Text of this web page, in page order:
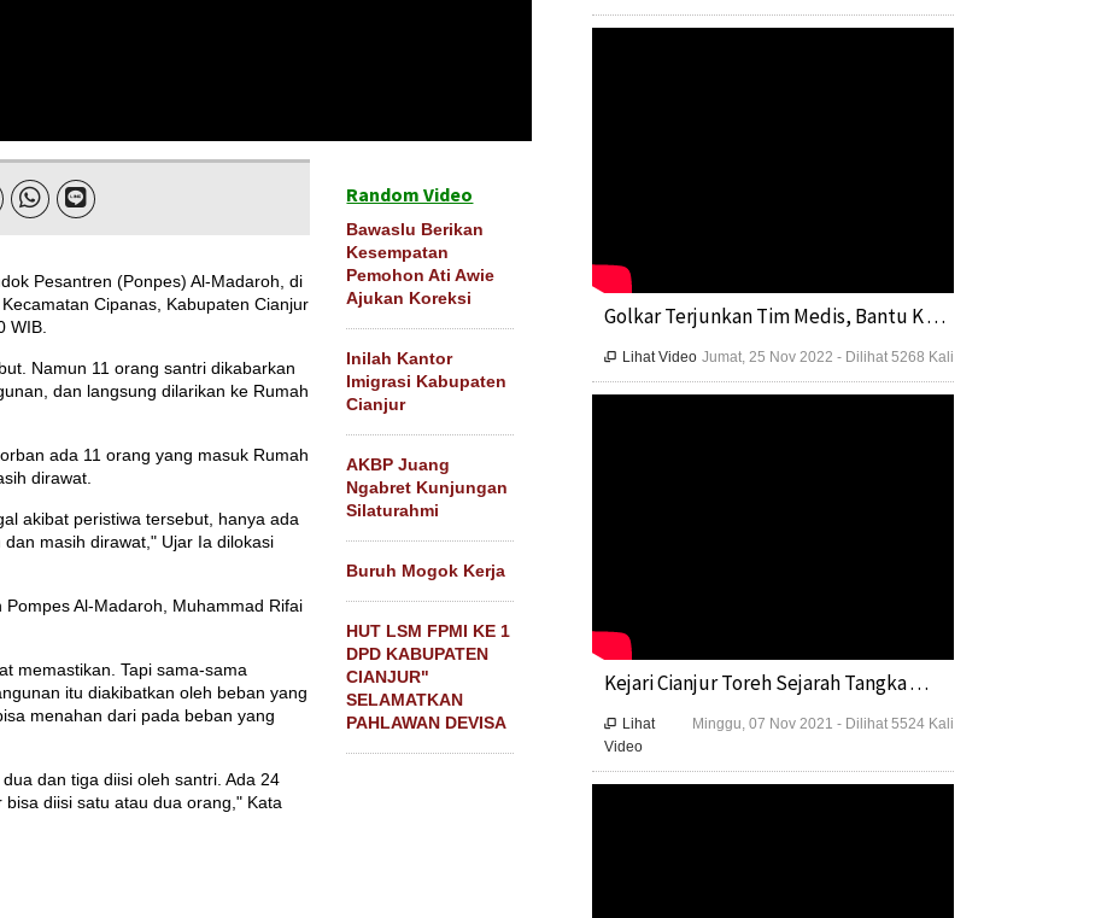
 
Pesantren (Ponpes) Al-Madaroh, di
Cipanas, Kabupaten Cianjur
WIB.
Namun 11 orang santri dikabarkan
dan langsung dilarikan ke Rumah
ada 11 orang yang masuk Rumah
dirawat.
akibat peristiwa tersebut, hanya ada
masih dirawat," Ujar Ia dilokasi
Al-Madaroh, Muhammad Rifai
memastikan. Tapi sama-sama
itu diakibatkan oleh beban yang
menahan dari pada beban yang
dan tiga diisi oleh santri. Ada 24
diisi satu atau dua orang," Kata
Random Video
Bawaslu Berikan
Kesempatan
Pemohon Ati Awie
Ajukan Koreksi
Inilah Kantor
Imigrasi Kabupaten
Cianjur
AKBP Juang
Ngabret Kunjungan
Silaturahmi
Buruh Mogok Kerja
HUT LSM FPMI KE 1
DPD KABUPATEN
CIANJUR"
SELAMATKAN
PAHLAWAN DEVISA
Golkar Terjunkan Tim Medis, Bantu K . . .
Jumat, 25 Nov 2022 - Dilihat 5268 Kali
 Lihat Video
Kejari Cianjur Toreh Sejarah Tangka . . .
Minggu, 07 Nov 2021 - Dilihat 5524 Kali
 Lihat
Video